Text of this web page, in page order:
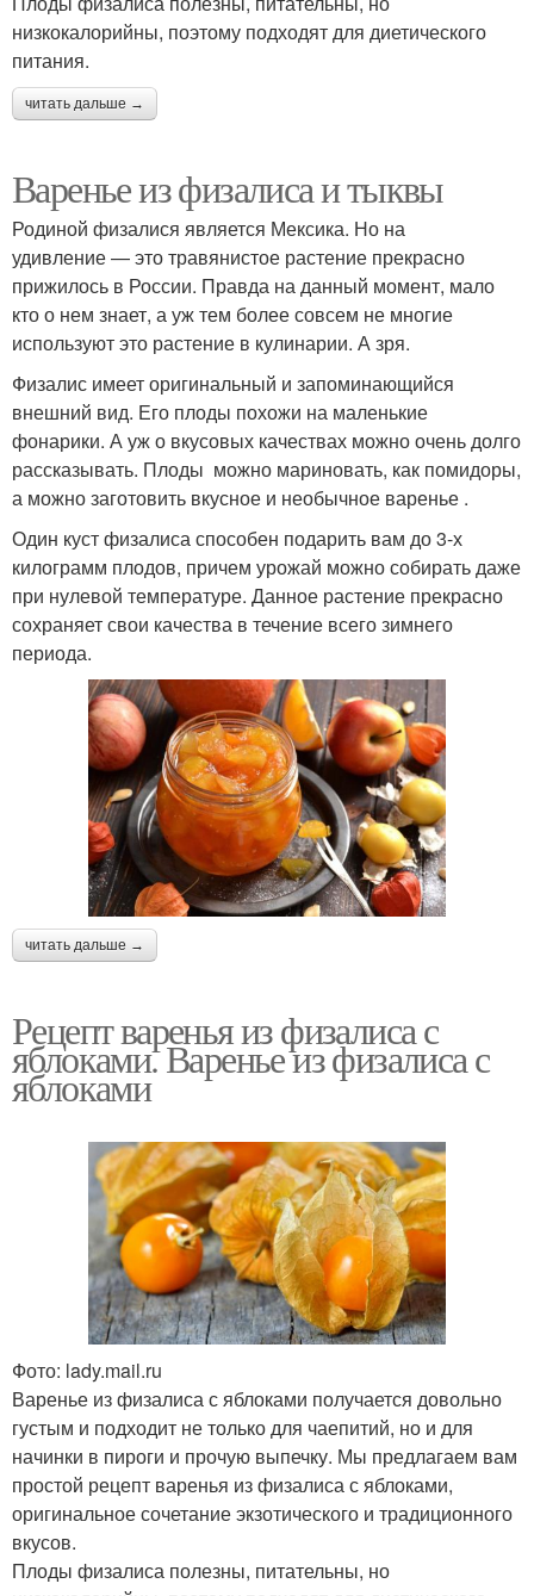
низкокалорийны, поэтому подходят для диетического
питания.
читать дальше →
Варенье из физалиса и тыквы
Родиной физалися является Мексика. Но на
удивление — это травянистое растение прекрасно
прижилось в России. Правда на данный момент, мало
кто о нем знает, а уж тем более совсем не многие
используют это растение в кулинарии. А зря.
Физалис имеет оригинальный и запоминающийся
внешний вид. Его плоды похожи на маленькие
фонарики. А уж о вкусовых качествах можно очень долго
рассказывать. Плоды можно мариновать, как помидоры,
а можно заготовить вкусное и необычное варенье .
Один куст физалиса способен подарить вам до 3-х
килограмм плодов, причем урожай можно собирать даже
при нулевой температуре. Данное растение прекрасно
сохраняет свои качества в течение всего зимнего
периода.
читать дальше →
Рецепт варенья из физалиса с
яблоками. Варенье из физалиса с
яблоками
Фото: lady.mail.ru
Варенье из физалиса с яблоками получается довольно
густым и подходит не только для чаепитий, но и для
начинки в пироги и прочую выпечку. Мы предлагаем вам
простой рецепт варенья из физалиса с яблоками,
оригинальное сочетание экзотического и традиционного
вкусов.
Плоды физалиса полезны, питательны, но